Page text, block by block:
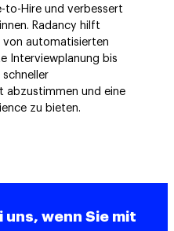
to-Hire und verbessert
Radancy hilft
von automatisierten
Interviewplanung bis
abzustimmen und eine
zu bieten.
uns, wenn Sie mit